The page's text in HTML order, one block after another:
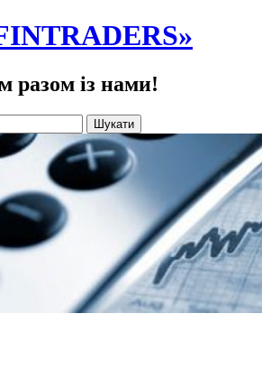
разом із нами!